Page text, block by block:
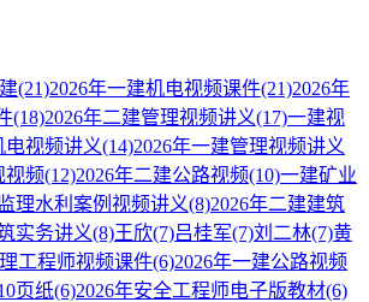
(21)2026年一建机电视频课件(21)2026年
(18)2026年二建管理视频讲义(17)一建视
电视频讲义(14)2026年一建管理视频讲义
视频(12)2026年二建公路视频(10)一建矿业
理水利案例视频讲义(8)2026年二建建筑
实务讲义(8)王欣(7)吕桂军(7)刘二林(7)黄
工程师视频课件(6)2026年一建公路视频
页纸(6)2026年安全工程师电子版教材(6)